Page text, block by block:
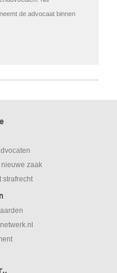
de advocaat binnen
zaak
strafrecht